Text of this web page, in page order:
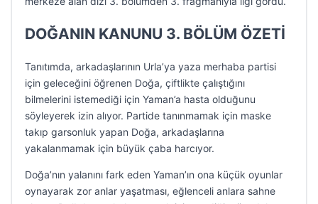
DOĞANIN KANUNU 3. BÖLÜM ÖZETİ
Tanıtımda, arkadaşlarının Urla’ya yaza merhaba partisi
için geleceğini öğrenen Doğa, çiftlikte çalıştığını
bilmelerini istemediği için Yaman’a hasta olduğunu
söyleyerek izin alıyor. Partide tanınmamak için maske
takıp garsonluk yapan Doğa, arkadaşlarına
yakalanmamak için büyük çaba harcıyor.
Doğa’nın yalanını fark eden Yaman’ın ona küçük oyunlar
oynayarak zor anlar yaşatması, eğlenceli anlara sahne